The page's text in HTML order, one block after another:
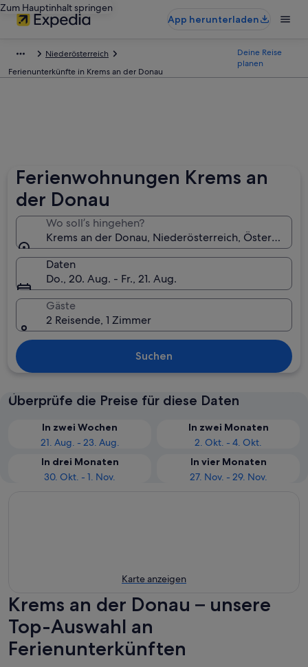
Zum Hauptinhalt springen
App herunterladen
Niederösterreich
Ferienunterkünfte in Krems an der Donau
Deine Reise
planen
Ferienwohnungen Krems an
der Donau
Wo soll’s hingehen?
Krems an der Donau, Niederösterreich, Österreich
Daten
Do., 20. Aug. - Fr., 21. Aug.
Gäste
2 Reisende, 1 Zimmer
Suchen
Überprüfe die Preise für diese Daten
In zwei Wochen
21. Aug. - 23. Aug.
In zwei Monaten
2. Okt. - 4. Okt.
In drei Monaten
30. Okt. - 1. Nov.
In vier Monaten
27. Nov. - 29. Nov.
Karte anzeigen
Krems an der Donau – unsere
Top-Auswahl an
Ferienunterkünften